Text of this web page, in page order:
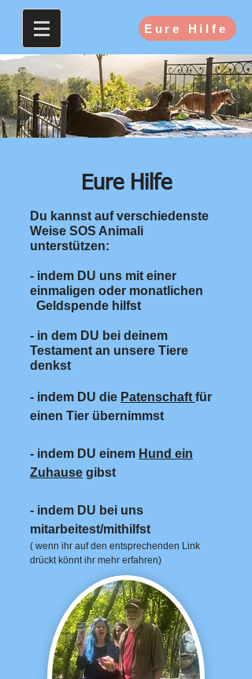
Eure Hilfe
Eure Hilfe
Du kannst auf verschiedenste
Weise SOS Animali
unterstützen:
- indem DU uns mit einer
einmaligen oder monatlichen
Geldspende hilfst
- in dem DU bei deinem
Testament an unsere Tiere
denkst
- indem DU die Patenschaft für
einen Tier übernimmst
- indem DU einem Hund ein
Zuhause gibst
- indem DU bei uns
mitarbeitest/mithilfst
( wenn ihr auf den entsprechenden Link
drückt könnt ihr mehr erfahren)